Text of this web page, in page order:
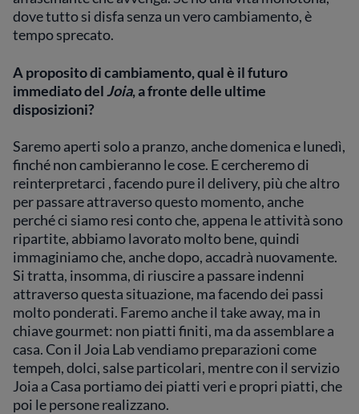
dove tutto si disfa senza un vero cambiamento, è
tempo sprecato.
A proposito di cambiamento, qual è il futuro
immediato del Joia, a fronte delle ultime
disposizioni?
Saremo aperti solo a pranzo, anche domenica e lunedì,
finché non cambieranno le cose. E cercheremo di
reinterpretarci , facendo pure il delivery, più che altro
per passare attraverso questo momento, anche
perché ci siamo resi conto che, appena le attività sono
ripartite, abbiamo lavorato molto bene, quindi
immaginiamo che, anche dopo, accadrà nuovamente.
Si tratta, insomma, di riuscire a passare indenni
attraverso questa situazione, ma facendo dei passi
molto ponderati. Faremo anche il take away, ma in
chiave gourmet: non piatti finiti, ma da assemblare a
casa. Con il Joia Lab vendiamo preparazioni come
tempeh, dolci, salse particolari, mentre con il servizio
Joia a Casa portiamo dei piatti veri e propri piatti, che
poi le persone realizzano.